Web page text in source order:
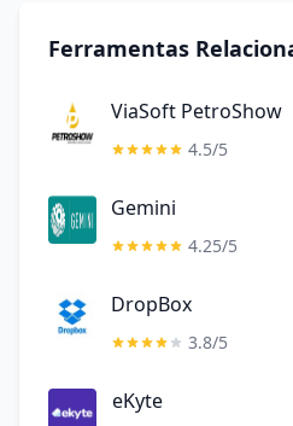
Ferramentas
ViaSoft PetroShow
4.5/5
Gemini
4.25/5
DropBox
3.8/5
eKyte